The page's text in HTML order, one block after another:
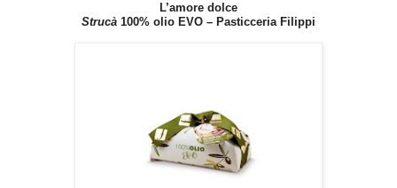
L’amore dolce
Strucà 100% olio EVO – Pasticceria Filippi